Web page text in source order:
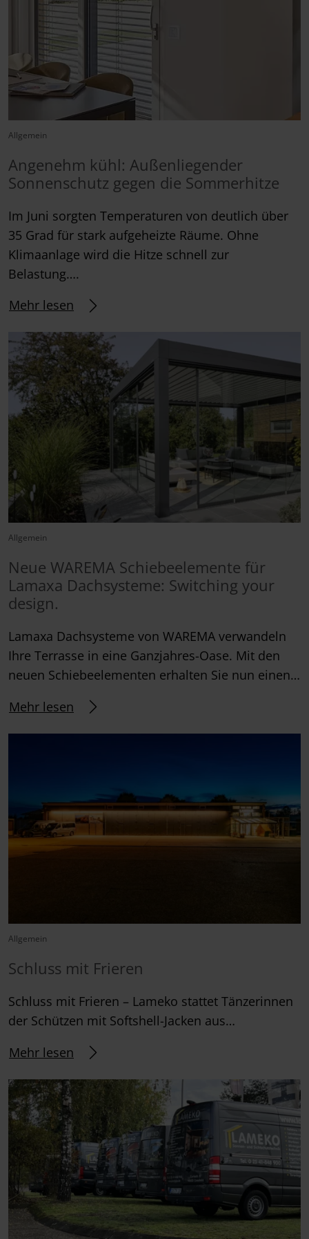
Allgemein
Angenehm kühl: Außenliegender
Sonnenschutz gegen die Sommerhitze
Im Juni sorgten Temperaturen von deutlich über
35 Grad für stark aufgeheizte Räume. Ohne
Klimaanlage wird die Hitze schnell zur
Belastung….
Mehr lesen
Allgemein
Neue WAREMA Schiebeelemente für
Lamaxa Dachsysteme: Switching your
design.
Lamaxa Dachsysteme von WAREMA verwandeln
Ihre Terrasse in eine Ganzjahres-Oase. Mit den
neuen Schiebeelementen erhalten Sie nun einen…
Mehr lesen
Allgemein
Schluss mit Frieren
Schluss mit Frieren – Lameko stattet Tänzerinnen
der Schützen mit Softshell-Jacken aus…
Mehr lesen